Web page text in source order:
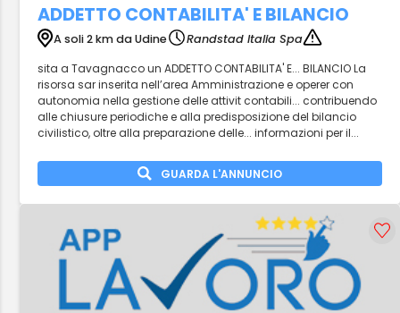
ADDETTO CONTABILITA' E BILANCIO
A soli 2 km da Udine
Randstad Italia Spa
sita a Tavagnacco un ADDETTO CONTABILITA' E... BILANCIO La
risorsa sar inserita nell’area Amministrazione e operer con
autonomia nella gestione delle attivit contabili... contribuendo
alle chiusure periodiche e alla predisposizione del bilancio
civilistico, oltre alla preparazione delle... informazioni per il...
GUARDA L'ANNUNCIO